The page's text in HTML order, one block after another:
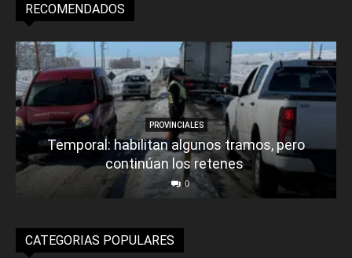
RECOMENDADOS
PROVINCIALES
Temporal: habilitan algunos tramos, pero
continúan los retenes
0
CATEGORIAS POPULARES